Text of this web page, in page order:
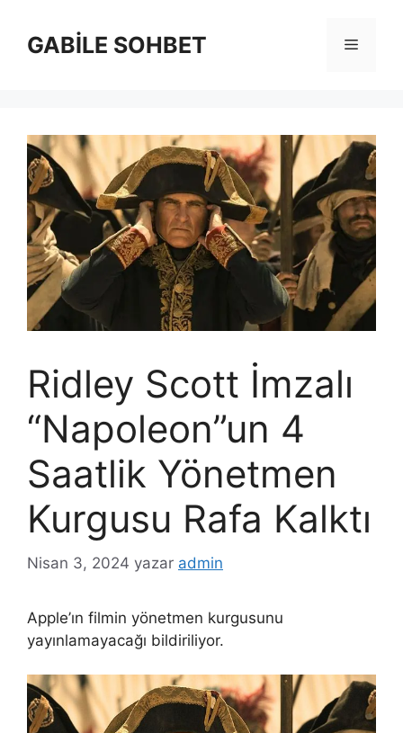
GABİLE SOHBET Menü
Ridley Scott İmzalı
“Napoleon”un 4
Saatlik Yönetmen
Kurgusu Rafa Kalktı
Nisan 3, 2024 yazar admin
Apple’ın filmin yönetmen kurgusunu
yayınlamayacağı bildiriliyor.